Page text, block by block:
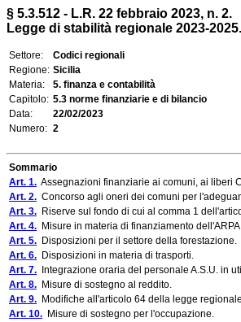
§ 5.3.512 - L.R. 22 febbraio 2023, n. 2.
Legge di stabilità regionale 2023-2025.
Settore:
Codici regionali
Regione: Sicilia
Materia:
5. finanza e contabilità
Capitolo: 5.3 norme finanziarie e di bilancio
Data:
22/02/2023
Numero: 2
Sommario
Art. 1. Assegnazioni finanziarie ai comuni, ai liberi
Art. 2. Concorso agli oneri dei comuni per
Art. 3. Riserve sul fondo di cui al comma 1
Art. 4. Misure in materia di finanziamento
Art. 5. Disposizioni per il settore della forestazione.
Art. 6. Disposizioni in materia di trasporti.
Art. 7. Integrazione oraria del personale A.S.U. in
Art. 8. Misure di sostegno al reddito.
Art. 9. Modifiche all'articolo 64 della legge
Art. 10. Misure di sostegno per l'occupazione.